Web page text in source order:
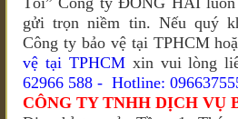
gửi trọn niềm tin. Nếu quý
Công ty bảo vệ tại TPHCM
vệ tại TPHCMxin vui lòng
62966 588 - Hotline:
CÔNG TY TNHH DỊCH VỤ